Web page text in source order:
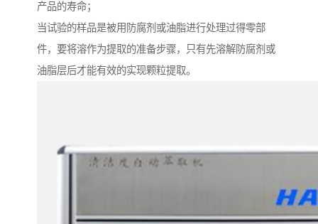
产品的寿命；
当试验的样品是被用防腐剂或油脂进行处理过得零部
件，要将溶作为提取的准备步骤，只有先溶解防腐剂或
油脂层后才能有效的实现颗粒提取。